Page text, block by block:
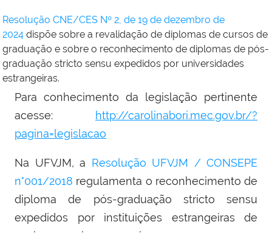
Resolução CNE/CES Nº 2, de 19 de dezembro de
2024 dispõe sobre a revalidação de diplomas de cursos de
graduação e sobre o reconhecimento de diplomas de pós-
graduação stricto sensu expedidos por universidades
estrangeiras.
Para conhecimento da legislação pertinente
acesse: http://carolinabori.mec.gov.br/?
pagina=legislacao
Na UFVJM, a Resolução UFVJM / CONSEPE
n°001/2018 regulamenta o reconhecimento de
diploma de pós-graduação stricto sensu
expedidos por instituições estrangeiras de